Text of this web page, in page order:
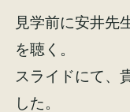
見学前に安井先
を聴く。
スライドにて、
した。